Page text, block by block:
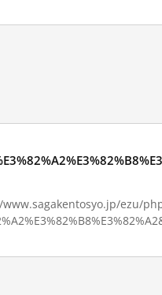
www.sagakentosyo.jp/ezu/